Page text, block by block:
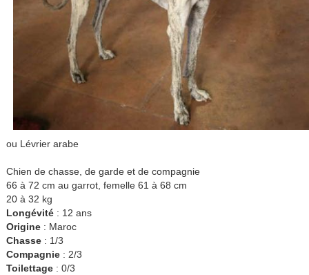
ou Lévrier arabe
Chien de chasse, de garde et de compagnie
66 à 72 cm au garrot, femelle 61 à 68 cm
20 à 32 kg
Longévité: 12 ans
Origine: Maroc
Chasse: 1/3
Compagnie: 2/3
Toilettage: 0/3